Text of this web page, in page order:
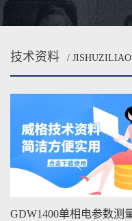
技术资料 / JISHUZILIAO